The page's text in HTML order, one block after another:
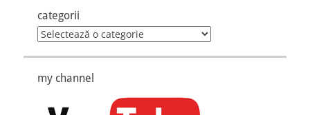
categorii
categorii
my channel